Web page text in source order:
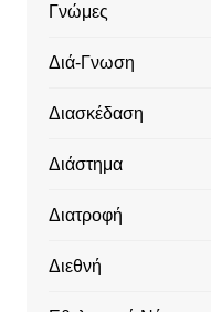
Γνώμες
Διά-Γνωση
Διασκέδαση
Διάστημα
Διατροφή
Διεθνή